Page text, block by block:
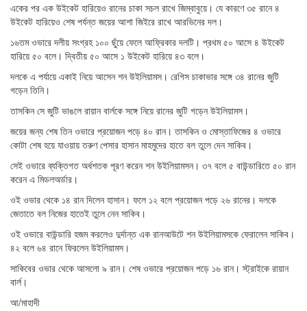
একের পর এক উইকেট হারিয়েও রানের চাকা সচল রাখে জিম্বাবুয়ে। যে কারণে ৩৫ রানে ৪
উইকেট হারিয়েও শেষ পর্যন্ত জয়ের আশা জিইরে রাখে আরভিনের দল।
১৬তম ওভারে দলীয় সংগ্রহ ১০০ ছুঁয়ে ফেলে আফ্রিকার দলটি। প্রথম ৫০ আসে ৪ উইকেট
হারিয়ে ৫০ বলে। দ্বিতীয় ৫০ আসে ১ উইকেট হারিয়ে ৪৩ বলে।
দলকে এ পর্যায়ে একাই নিয়ে আসেন শন উইলিয়ামস। রেগিস চাকাভার সঙ্গে ৩৪ রানের জুটি
গড়েন তিনি।
তাসকিন সে জুটি ভাঙলে রায়ান বার্লকে সঙ্গে নিয়ে রানের জুটি গড়েন উইলিয়ামস।
জয়ের জন্য শেষ তিন ওভারে প্রয়োজন পড়ে ৪০ রান। তাসকিন ও মোস্তাফিজের ৪ ওভারে
কোটা শেষ হয়ে যাওয়ায় তরুণ পেসার হাসান মাহমুদের হাতে বল তুলে দেন সাকিব।
সেই ওভারে ব্যক্তিগত অর্ধশতক পূরণ করেন শন উইলিয়ামসন। ৩৭ বলে ৫ বাউন্ডারিতে ৫০ রান
করেন এ মিডলঅর্ডার।
ওই ওভার থেকে ১৪ রান দিলেন হাসান। ফলে ১২ বলে প্রয়োজন পড়ে ২৬ রানের। দলকে
জেতাতে বল নিজের হাতেই তুলে নেন সাকিব।
ওই ওভারে বাউন্ডারি হজম করলেও দুর্দান্ত এক রানআউটে শন উইলিয়ামসকে ফেরালেন সাকিব।
৪২ বলে ৬৪ রানে ফিরলেন উইলিয়ামস।
সাকিবের ওভার থেকে আসলো ৯ রান। শেষ ওভারে প্রয়োজন পড়ে ১৬ রান। স্ট্রাইকে রায়ান
বার্ল।
আ/মাহাদী